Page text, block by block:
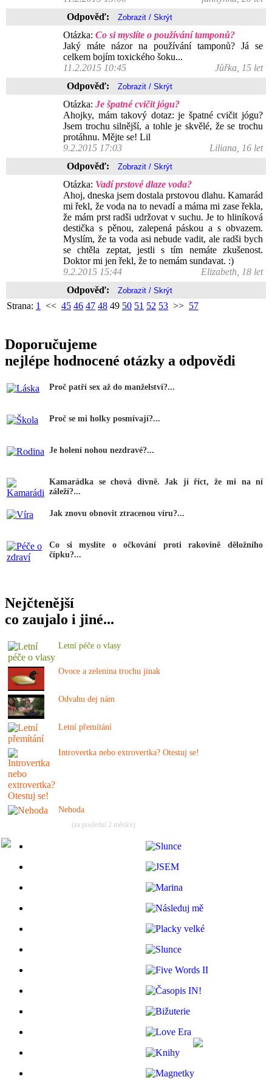
Odpověď:
Otázka: Co si myslíte o používání tamponů?
Jaký máte názor na používání tamponů? Já se
celkem bojím toxického šoku...
11.2.2015 10:45
Jůřka, 15 let
Odpověď:
Otázka: Je špatné cvičit jógu?
Ahojky, mám takový dotaz: je špatné cvičit jógu?
Jsem trochu silnější, a tohle je skvělé, že se trochu
protáhnu. Mějte se! Lil
9.2.2015 17:03
Liliana, 16 let
Odpověď:
Otázka: Vadí prstové dlaze voda?
Ahoj, dneska jsem dostala prstovou dlahu. Kamarád
mi řekl, že voda na to nevadí a máma mi zase řekla,
že mám prst radši udržovat v suchu. Je to hliníková
destička s pěnou, zalepená páskou a s obvazem.
Myslím, že ta voda asi nebude vadit, ale radši bych
se chtěla zeptat, jestli s tím nemáte zkušenost.
Doktor mi jen řekl, že to nemám sundavat. :)
9.2.2015 15:44
Elizabeth, 18 let
Odpověď:
Strana: 1 << 45 46 47 48 49 50 51 52 53 >> 57
Doporučujeme
nejlépe hodnocené otázky a odpovědi
Proč patří sex až do manželství?...
Proč se mi holky posmívají?...
Je holení nohou nezdravé?...
Kamarádka se chová divně. Jak jí říct, že mi na ní
záleží?...
Jak znovu obnovit ztracenou víru?...
Co si myslíte o očkování proti rakovině děložního
čípku?...
Nejčtenější
co zaujalo i jiné...
Letní péče o vlasy
Ovoce a zelenina trochu jinak
Odvahu dej nám
Letní přemítání
Introvertka nebo extrovertka? Otestuj se!
Nehoda
(za poslední 2 měsíce)